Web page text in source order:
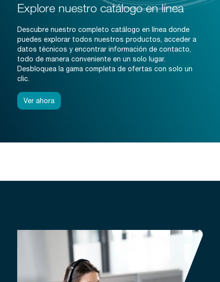
Explore nuestro catálogo en línea
Descubre nuestro completo catálogo en línea donde
puedes explorar todos nuestros productos, acceder a
datos técnicos y encontrar información de contacto,
todo de manera conveniente en un solo lugar.
Desbloquea la gama completa de ofertas con solo un
clic.
Ver ahora